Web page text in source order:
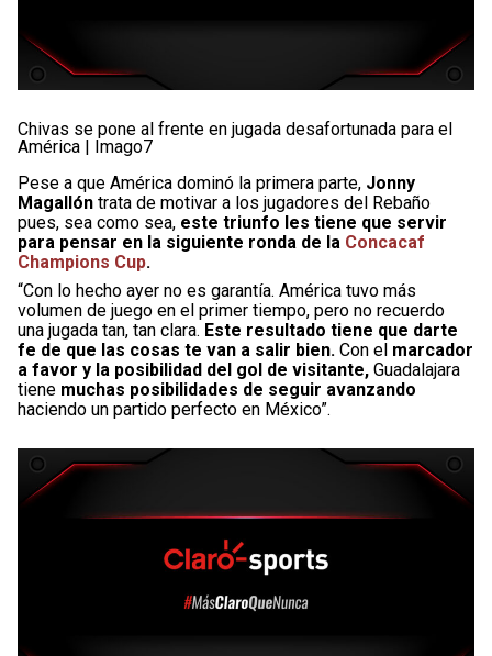
Chivas se pone al frente en jugada desafortunada para el
América | Imago7
Pese a que América dominó la primera parte, Jonny
Magallón trata de motivar a los jugadores del Rebaño
pues, sea como sea, este triunfo les tiene que servir
para pensar en la siguiente ronda de la Concacaf
Champions Cup.
“Con lo hecho ayer no es garantía. América tuvo más
volumen de juego en el primer tiempo, pero no recuerdo
una jugada tan, tan clara. Este resultado tiene que darte
fe de que las cosas te van a salir bien. Con el marcador
a favor y la posibilidad del gol de visitante, Guadalajara
tiene muchas posibilidades de seguir avanzando
haciendo un partido perfecto en México”.